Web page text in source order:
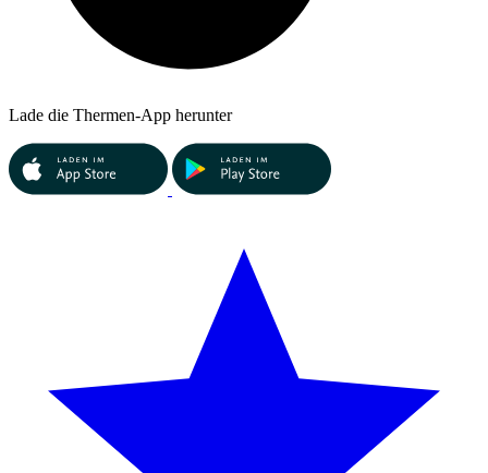
Lade die Thermen-App herunter